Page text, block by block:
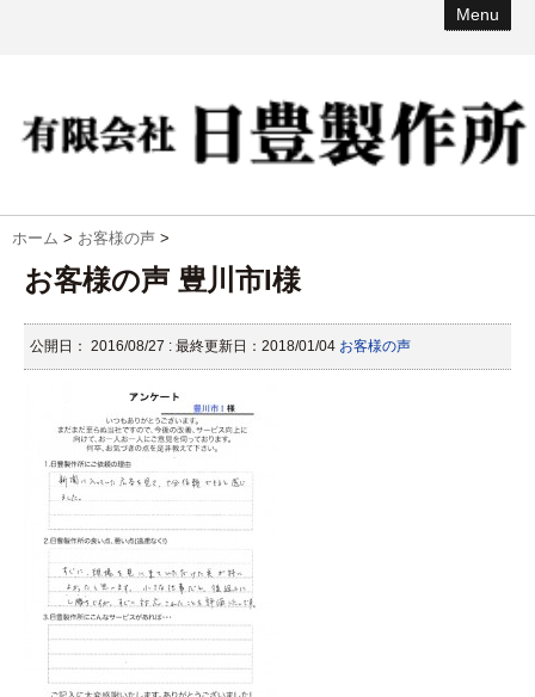
Menu
ホーム > お客様の声 >
お客様の声 豊川市I様
公開日： 2016/08/27 : 最終更新日：2018/01/04 お客様の声